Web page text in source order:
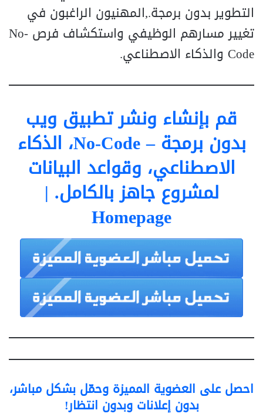
التطوير بدون برمجة.,المهنيون الراغبون في
تغيير مسارهم الوظيفي واستكشاف فرص No-
Code والذكاء الاصطناعي.
قم بإنشاء ونشر تطبيق ويب
بدون برمجة – No-Code، الذكاء
الاصطناعي، وقواعد البيانات
لمشروع جاهز بالكامل. |
Homepage
احصل على العضوية المميزة وحمّل بشكل مباشر،
بدون إعلانات وبدون انتظار!